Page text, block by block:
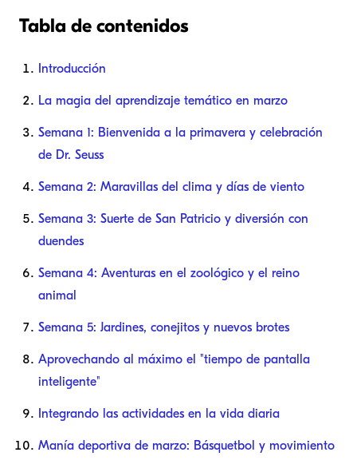
Tabla de contenidos
Introducción
La magia del aprendizaje temático en marzo
Semana 1: Bienvenida a la primavera y celebración
de Dr. Seuss
Semana 2: Maravillas del clima y días de viento
Semana 3: Suerte de San Patricio y diversión con
duendes
Semana 4: Aventuras en el zoológico y el reino
animal
Semana 5: Jardines, conejitos y nuevos brotes
Aprovechando al máximo el "tiempo de pantalla
inteligente"
Integrando las actividades en la vida diaria
Manía deportiva de marzo: Básquetbol y movimiento